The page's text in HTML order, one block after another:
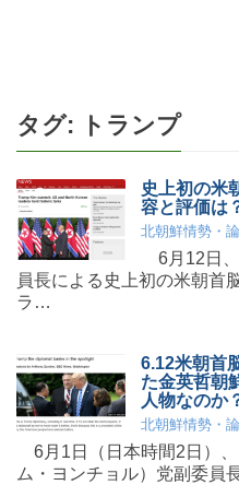
タグ: トランプ
史上初の米
容と評価は
北朝鮮情勢・
6月12日、
員長による史上初の米朝首
ラ…
6.12米朝首
た金英哲朝
人物なのか
北朝鮮情勢・
6月1日（日本時間2日）
ム・ヨンチョル）党副委員